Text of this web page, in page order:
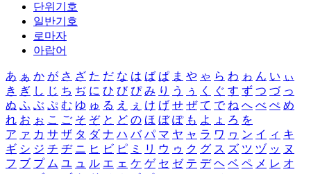
단위기호
일반기호
로마자
아랍어
あ ぁ か が さ ざ た だ な は ば ぱ ま や ゃ ら わ ゎ ん い ぃ
き ぎ し じ ち ぢ に ひ び ぴ み り う ぅ く ぐ す ず つ づ っ
ぬ ふ ぶ ぷ む ゆ ゅ る え ぇ け げ せ ぜ て で ね へ べ ぺ め
れ お ぉ こ ご そ ぞ と ど の ほ ぼ ぽ も よ ょ ろ を
ア ァ カ サ ザ タ ダ ナ ハ バ パ マ ヤ ャ ラ ワ ヮ ン イ ィ キ
ギ シ ジ チ ヂ ニ ヒ ビ ピ ミ リ ウ ゥ ク グ ス ズ ツ ヅ ッ ヌ
フ ブ プ ム ユ ュ ル エ ェ ケ ゲ セ ゼ テ デ ヘ ベ ペ メ レ オ